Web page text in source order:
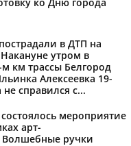
в ДТП на
утром в
м км трассы Белгород
Алексеевка 19-
справился с...
мероприятие
арт-
Волшебные ручки